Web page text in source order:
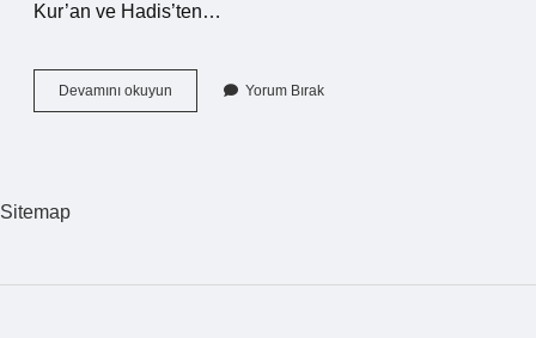
Kur’an ve Hadis’ten…
Devamını okuyun
Ne
Yorum Bırak
Sitemap